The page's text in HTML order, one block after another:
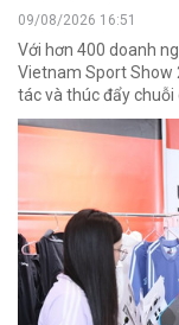
09/08/2026 16:51
Với hơn 400 doanh
Vietnam Sport Show
tác và thúc đẩy chuỗi